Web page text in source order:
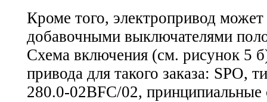
Кроме того, электропривод
добавочными выключателями
Схема включения (см. рисунок 5
привода для такого заказа: SPO,
280.0-02ВFC/02,